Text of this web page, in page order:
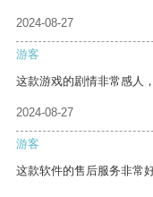
2024-08-27
游客
这款游戏的剧情非常感人
2024-08-27
游客
这款软件的售后服务非常